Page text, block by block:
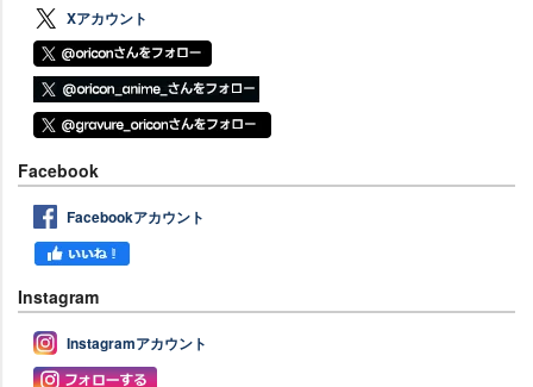
Xアカウント
Facebook
Facebookアカウント
Instagram
Instagramアカウント